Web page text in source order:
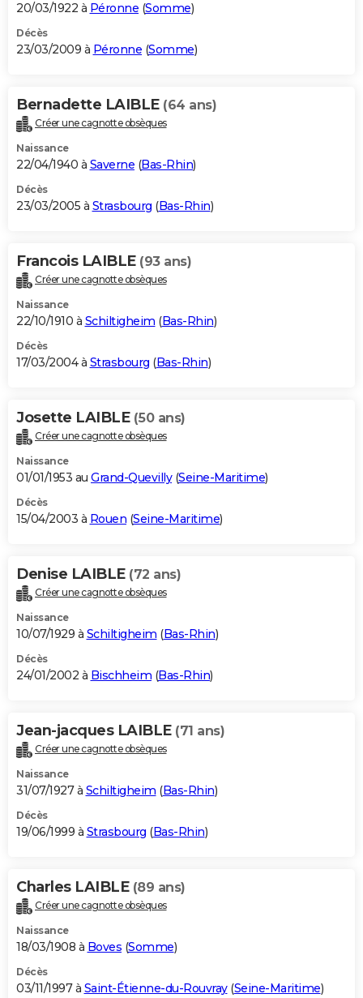
20/03/1922 à Péronne (Somme)
Décès
23/03/2009 à Péronne (Somme)
Bernadette LAIBLE (64 ans)
Créer une cagnotte obsèques
Naissance
22/04/1940 à Saverne (Bas-Rhin)
Décès
23/03/2005 à Strasbourg (Bas-Rhin)
Francois LAIBLE (93 ans)
Créer une cagnotte obsèques
Naissance
22/10/1910 à Schiltigheim (Bas-Rhin)
Décès
17/03/2004 à Strasbourg (Bas-Rhin)
Josette LAIBLE (50 ans)
Créer une cagnotte obsèques
Naissance
01/01/1953 au Grand-Quevilly(Seine-Maritime)
Décès
15/04/2003 à Rouen (Seine-Maritime)
Denise LAIBLE (72 ans)
Créer une cagnotte obsèques
Naissance
10/07/1929 à Schiltigheim (Bas-Rhin)
Décès
24/01/2002 à Bischheim (Bas-Rhin)
Jean-jacques LAIBLE (71 ans)
Créer une cagnotte obsèques
Naissance
31/07/1927 à Schiltigheim (Bas-Rhin)
Décès
19/06/1999 à Strasbourg (Bas-Rhin)
Charles LAIBLE (89 ans)
Créer une cagnotte obsèques
Naissance
18/03/1908 à Boves (Somme)
Décès
03/11/1997 à Saint-Étienne-du-Rouvray(Seine-Maritime)